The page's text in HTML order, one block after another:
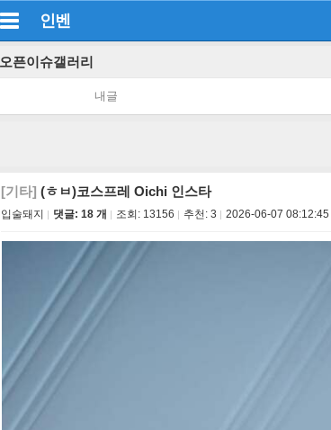
인벤
오픈이슈갤러리
내글
[기타] (ㅎㅂ)코스프레 Oichi 인스타
입술돼지 댓글: 18 개 조회: 13156 추천: 3 2026-06-07 08:12:45